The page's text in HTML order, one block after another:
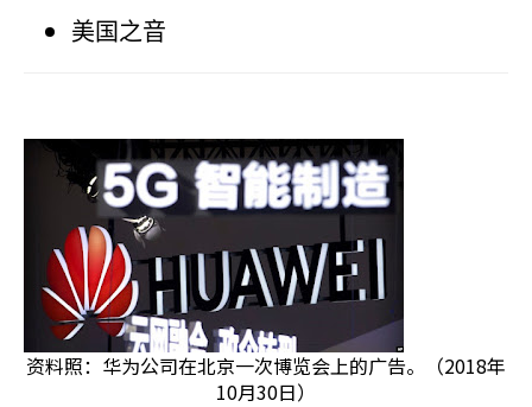
美国之音
资料照：华为公司在北京一次博览会上的广告。（2018年
10月30日）